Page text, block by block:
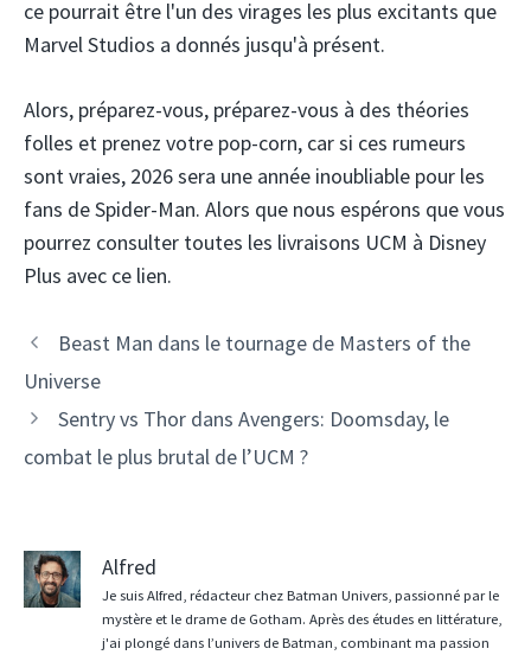
ce pourrait être l'un des virages les plus excitants que
Marvel Studios a donnés jusqu'à présent.
Alors, préparez-vous, préparez-vous à des théories
folles et prenez votre pop-corn, car si ces rumeurs
sont vraies, 2026 sera une année inoubliable pour les
fans de Spider-Man. Alors que nous espérons que vous
pourrez consulter toutes les livraisons UCM à Disney
Plus avec ce lien.
Beast Man dans le tournage de Masters of the
Universe
Sentry vs Thor dans Avengers: Doomsday, le
combat le plus brutal de l’UCM ?
Alfred
Je suis Alfred, rédacteur chez Batman Univers, passionné par le
mystère et le drame de Gotham. Après des études en littérature,
j'ai plongé dans l’univers de Batman, combinant ma passion